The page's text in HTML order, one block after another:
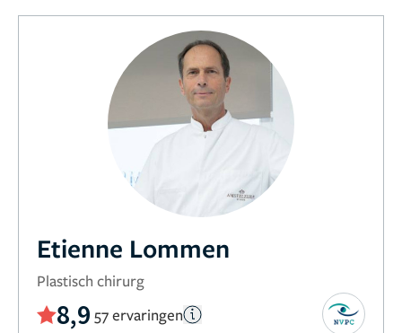
Etienne Lommen
Plastisch chirurg
8,9 57 ervaringen